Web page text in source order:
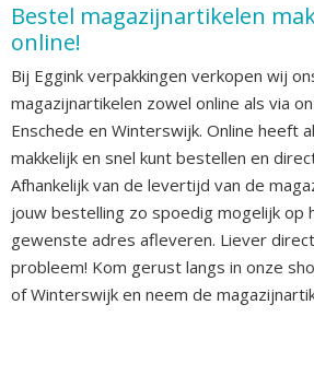
Bestel magazijnartikelen
online!
Bij Eggink verpakkingen verkopen wij
magazijnartikelen zowel online als via
Enschede en Winterswijk. Online heeft
makkelijk en snel kunt bestellen en
Afhankelijk van de levertijd van de
jouw bestelling zo spoedig mogelijk op
gewenste adres afleveren. Liever
probleem! Kom gerust langs in onze
of Winterswijk en neem de